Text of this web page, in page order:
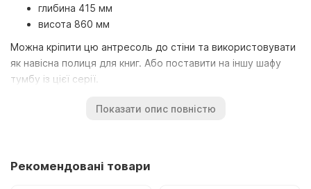
глибина 415 мм
висота 860 мм
Можна кріпити цю антресоль до стіни та використовувати
як навісна полиця для книг. Або поставити на іншу шафу
тумбу із цієї серії.
та ДСТУ, мають відповідний сертифікат.
Показати опис повністю
Рекомендовані товари